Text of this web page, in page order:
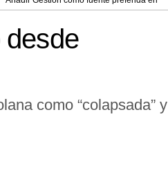
desde
como “colapsada” y